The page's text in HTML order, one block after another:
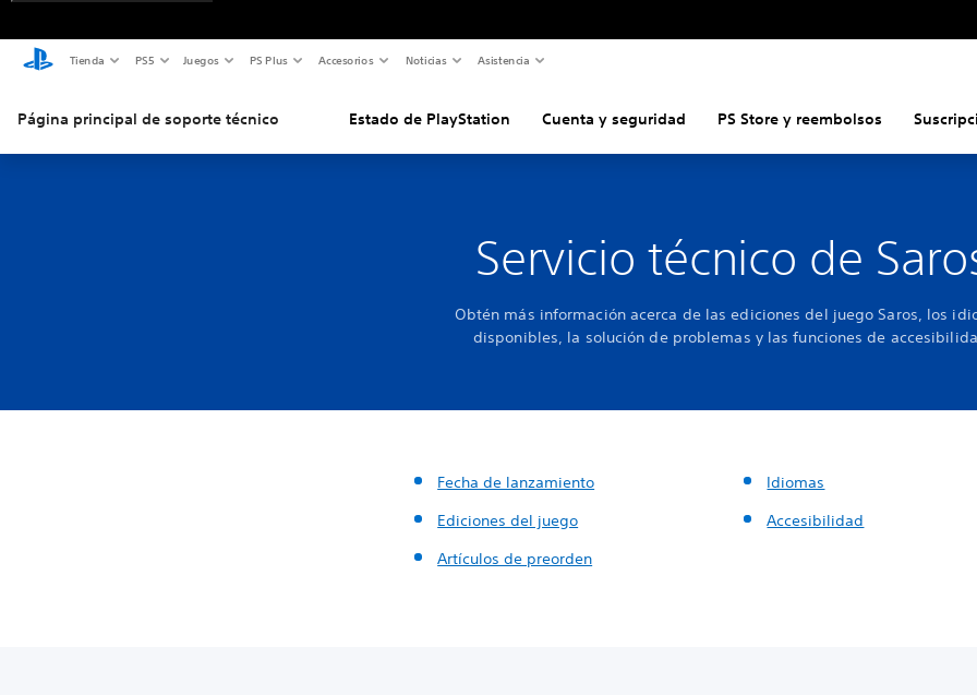
Tienda PS5 Juegos PS Plus Accesorios Noticias Asistencia
Página principal de soporte técnico Estado de PlayStation Cuenta y seguridad PS Store y reembolsos
Servicio técnico de
Obtén más información acerca de las ediciones del juego Saros, los
disponibles, la solución de problemas y las funciones de
Fecha de lanzamiento
Ediciones del juego
Artículos de preorden
Idiomas
Accesibilidad